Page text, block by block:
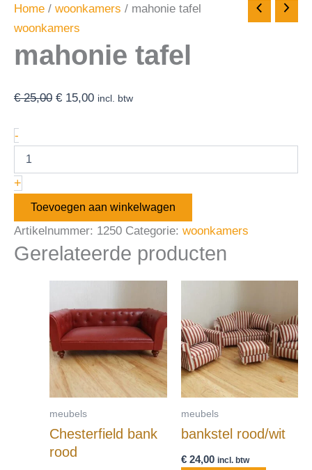
Home / woonkamers / mahonie tafel
woonkamers
mahonie tafel
€25,00 € 15,00 incl. btw
-
+
Toevoegen aan winkelwagen
Artikelnummer: 1250 Categorie: woonkamers
Gerelateerde producten
meubels
Chesterfield bank
rood
meubels
bankstel rood/wit
€24,00 incl. btw